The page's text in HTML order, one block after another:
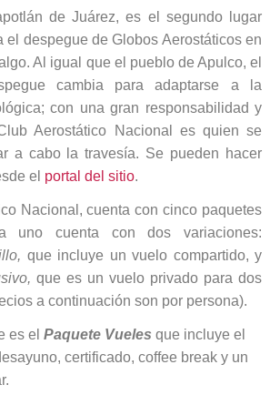
de Juárez, es el segundo lugar
el despegue de Globos Aerostáticos en
Al igual que el pueblo de Apulco, el
cambia para adaptarse a la
con una gran responsabilidad y
Aerostático Nacional es quien se
a cabo la travesía. Se pueden hacer
el portal del sitio.
Nacional, cuenta con cinco paquetes
uno cuenta con dos variaciones:
que incluye un vuelo compartido, y
que es un vuelo privado para dos
a continuación son por persona).
es el Paquete Vueles que incluye el
certificado, coffee break y un